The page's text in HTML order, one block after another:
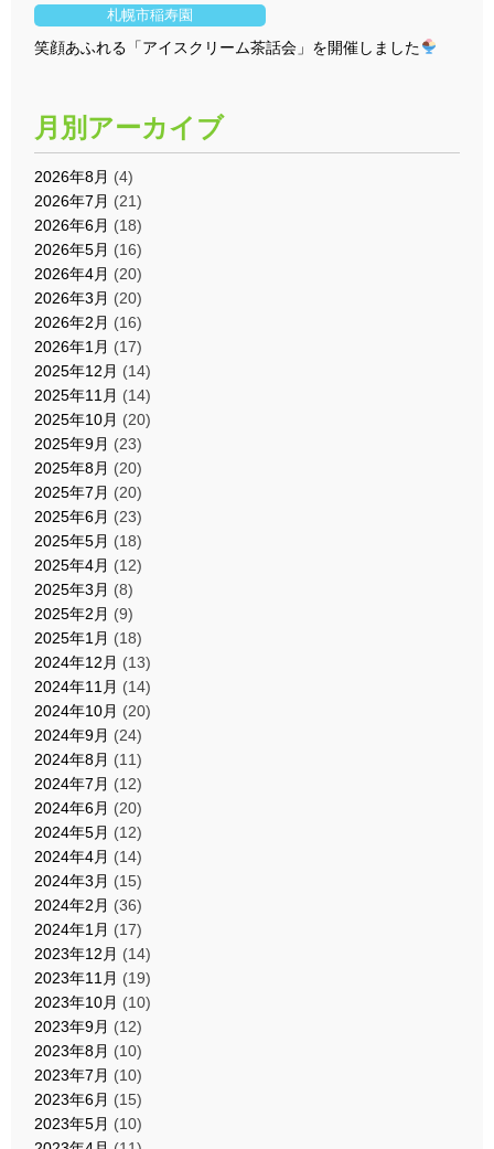
札幌市稲寿園
笑顔あふれる「アイスクリーム茶話会」を開催しました
月別アーカイブ
2026年8月 (4)
2026年7月 (21)
2026年6月 (18)
2026年5月 (16)
2026年4月 (20)
2026年3月 (20)
2026年2月 (16)
2026年1月 (17)
2025年12月 (14)
2025年11月 (14)
2025年10月 (20)
2025年9月 (23)
2025年8月 (20)
2025年7月 (20)
2025年6月 (23)
2025年5月 (18)
2025年4月 (12)
2025年3月 (8)
2025年2月 (9)
2025年1月 (18)
2024年12月 (13)
2024年11月 (14)
2024年10月 (20)
2024年9月 (24)
2024年8月 (11)
2024年7月 (12)
2024年6月 (20)
2024年5月 (12)
2024年4月 (14)
2024年3月 (15)
2024年2月 (36)
2024年1月 (17)
2023年12月 (14)
2023年11月 (19)
2023年10月 (10)
2023年9月 (12)
2023年8月 (10)
2023年7月 (10)
2023年6月 (15)
2023年5月 (10)